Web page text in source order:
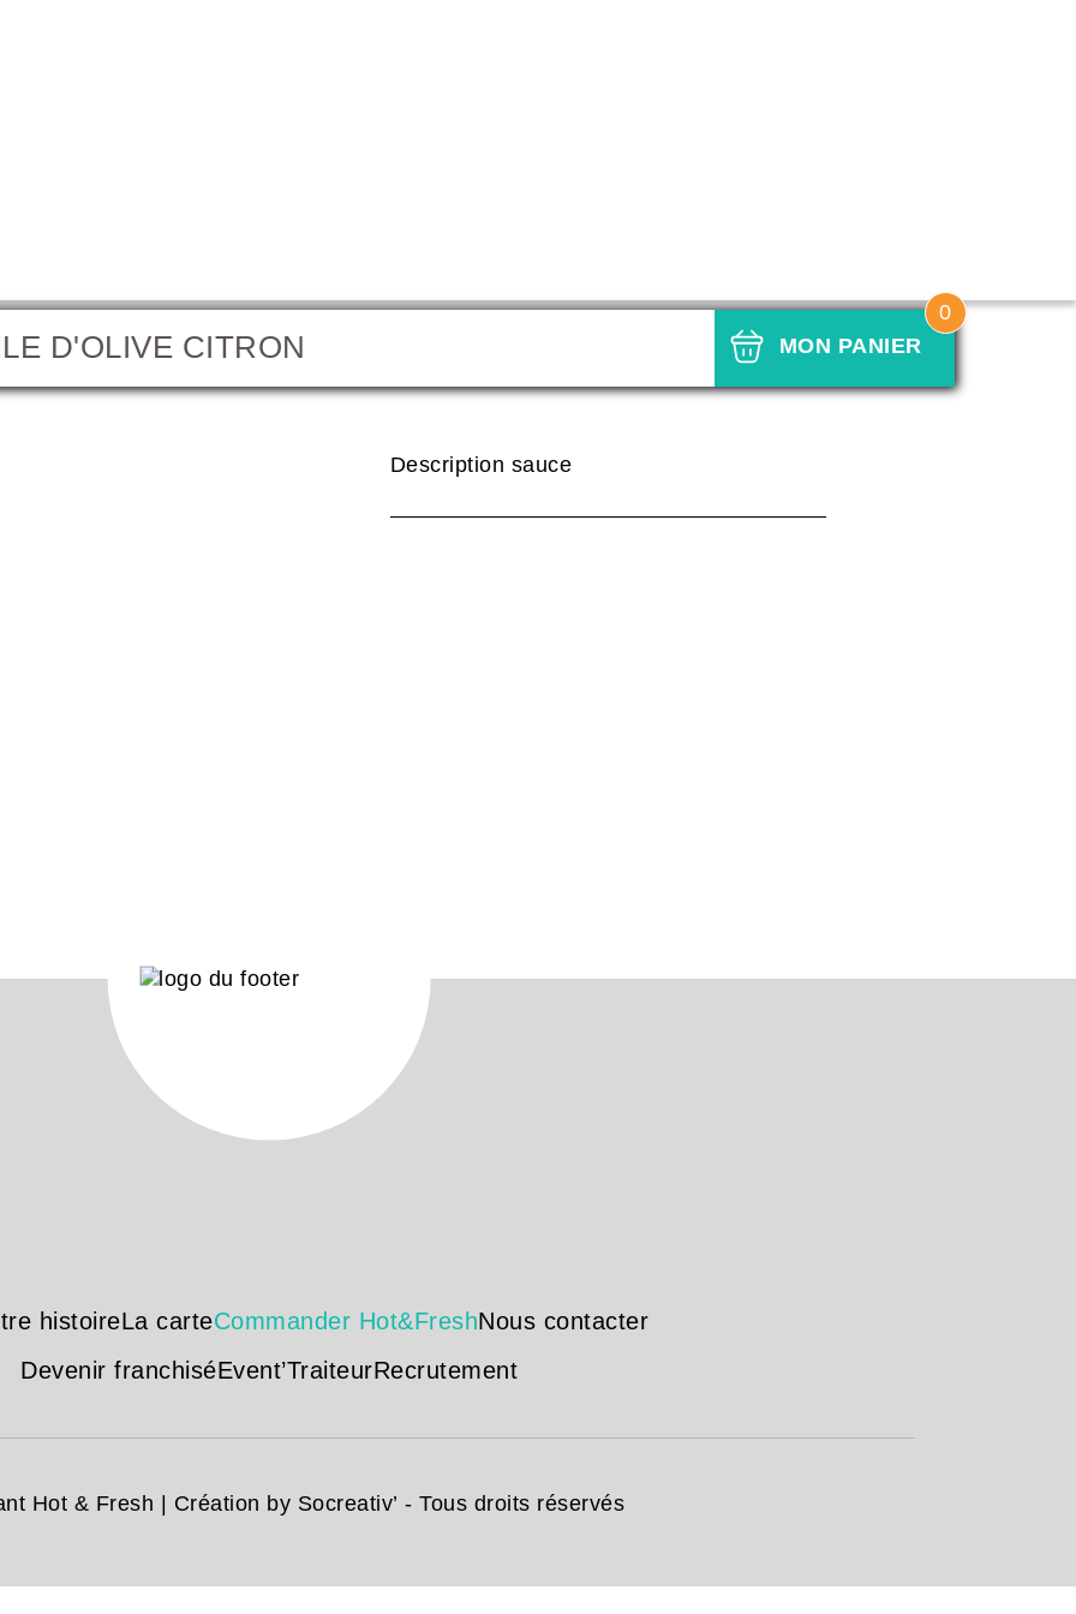
D'OLIVE CITRON MON PANIER
0
Huile d'olive citron
Description sauce
histoireLa carteCommander Hot&FreshNous contacter
Devenir franchiséEvent’TraiteurRecrutement
Hot & Fresh | Création by Socreativ’ - Tous droits réservés